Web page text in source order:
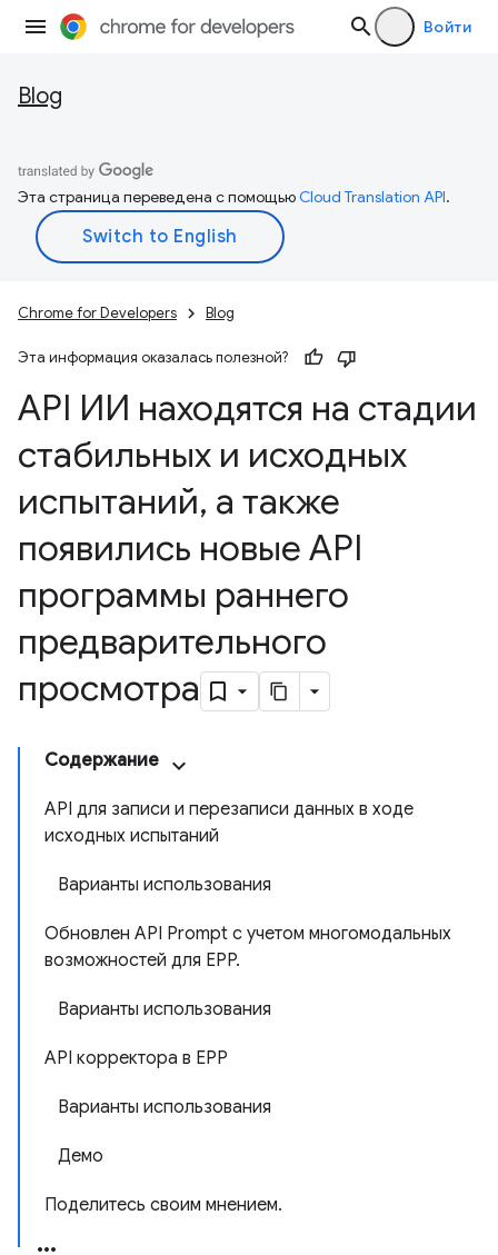
Войти
Blog
Эта страница переведена с помощьюCloud Translation API.
Chrome for Developers Blog
Эта информация оказалась полезной?
API ИИ находятся на стадии
стабильных и исходных
испытаний, а также
появились новые API
программы раннего
предварительного
просмотра
Содержание
API для записи и перезаписи данных в ходе
исходных испытаний
Варианты использования
Обновлен API Prompt с учетом многомодальных
возможностей для EPP.
Варианты использования
API корректора в EPP
Варианты использования
Демо
Поделитесь своим мнением.